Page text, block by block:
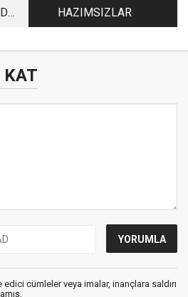
HAZIMSIZLAR
KAT
cümleler veya imalar, inançlara saldırı